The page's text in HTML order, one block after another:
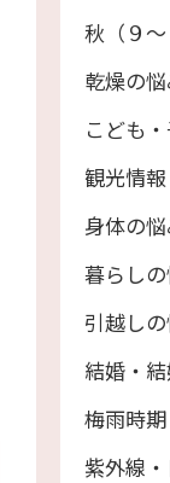
秋（９
乾燥の
こども
観光情報
身体の
暮らし
引越し
結婚・
梅雨時
紫外線